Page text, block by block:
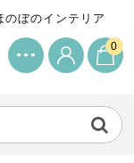
のぼのインテリア
0